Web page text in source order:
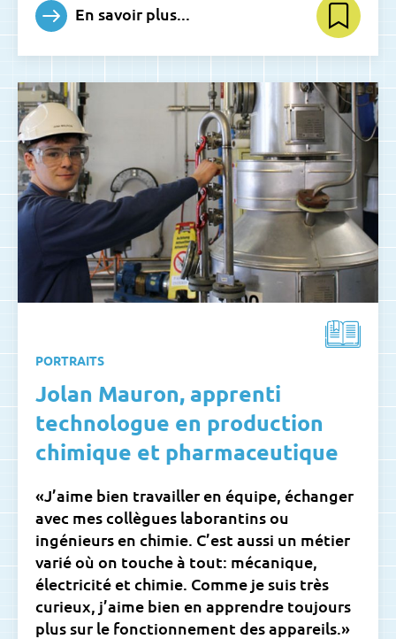
En savoir plus...
PORTRAITS
Jolan Mauron, apprenti
technologue en production
chimique et pharmaceutique
«J’aime bien travailler en équipe, échanger
avec mes collègues laborantins ou
ingénieurs en chimie. C’est aussi un métier
varié où on touche à tout: mécanique,
électricité et chimie. Comme je suis très
curieux, j’aime bien en apprendre toujours
plus sur le fonctionnement des appareils.»